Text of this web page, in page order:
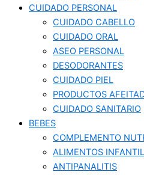
CUIDADO PERSONAL
CUIDADO CABELLO
CUIDADO ORAL
ASEO PERSONAL
DESODORANTES
CUIDADO PIEL
PRODUCTOS
CUIDADO SANITARIO
BEBES
COMPLEMENTO
ALIMENTOS
ANTIPANALITIS